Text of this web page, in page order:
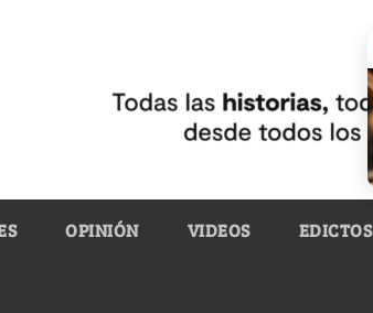
OPINIÓN VIDEOS EDICTOS